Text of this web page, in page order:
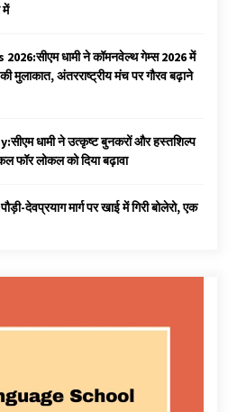
धामी ने कॉमनवेल्थ गेम्स 2026 में
अंतरराष्ट्रीय मंच पर गौरव बढ़ाने
धामी ने उत्कृष्ट बुनकरों और हस्तशिल्प
फॉर लोकल को दिया बढ़ावा
मार्ग पर खाई में गिरी बोलेरो, एक